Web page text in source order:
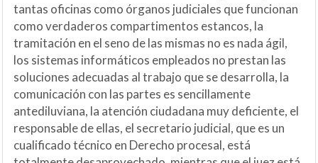
tantas oficinas como órganos judiciales que funcionan
como verdaderos compartimentos estancos, la
tramitación en el seno de las mismas no es nada ágil,
los sistemas informáticos empleados no prestan las
soluciones adecuadas al trabajo que se desarrolla, la
comunicación con las partes es sencillamente
antediluviana, la atención ciudadana muy deficiente, el
responsable de ellas, el secretario judicial, que es un
cualificado técnico en Derecho procesal, está